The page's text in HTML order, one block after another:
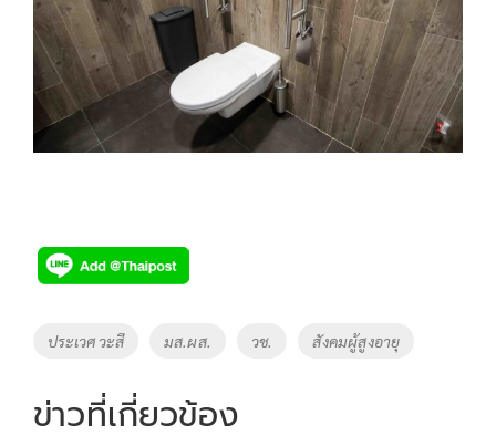
Tags
ประเวศ วะสี มส.ผส. วช. สังคมผู้สูงอายุ
ข่าวที่เกี่ยวข้อง